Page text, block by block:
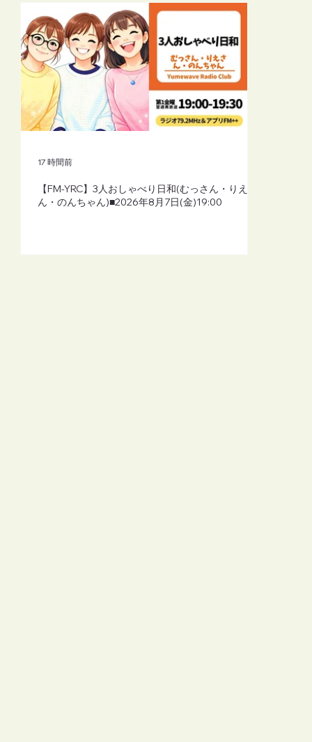
【FM-YRC】3人おしゃべり日和(むっさん・りえさ
ん・のんちゃん)■2026年8月7日(金)19:00
17 時間前